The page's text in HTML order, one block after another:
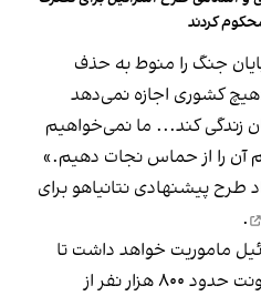
کردند
جنگ را منوط به حذف
کشوری اجازه نمی‌دهد
کند... ما نمی‌خواهیم
آن را از حماس نجات دهیم.»
اسرائیل ۱۷ مرداد طرح پیشنهادی نتانیاهو برای
.
ماموریت خواهد داشت تا
کنترل شهر غزه را که محل سکونت حدود ۸۰۰ هزار نفر از